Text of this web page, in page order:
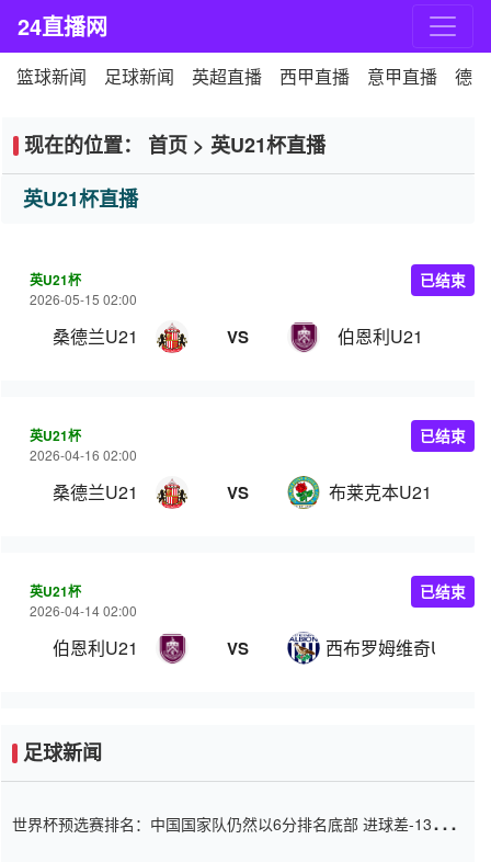
24直播网
篮球新闻 足球新闻 英超直播 西甲直播 意甲直播 德
现在的位置： 首页 > 英U21杯直播
英U21杯直播
英U21杯
2026-05-15 02:00
桑德兰U21 VS 伯恩利U21
已结束
英U21杯
2026-04-16 02:00
桑德兰U21 VS 布莱克本U21
已结束
英U21杯
2026-04-14 02:00
伯恩利U21 VS 西布罗姆维奇U21
已结束
足球新闻
世界杯预选赛排名：中国国家队仍然以6分排名底部 进球差-13令人